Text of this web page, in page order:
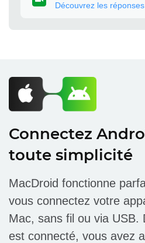
Découvrez les
Connectez
toute simplicité
MacDroid fonctionne
vous connectez votre
Mac, sans fil ou via USB.
est connecté, vous avez